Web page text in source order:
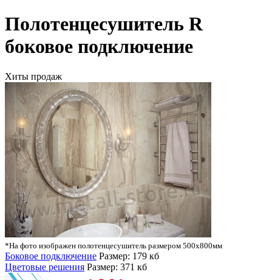
Полотенцесушитель R
боковое подключение
Хиты продаж
*На фото изображен полотенцесушитель размером 500х800мм
Боковое подключение Размер: 179 кб
Цветовые решения Размер: 371 кб